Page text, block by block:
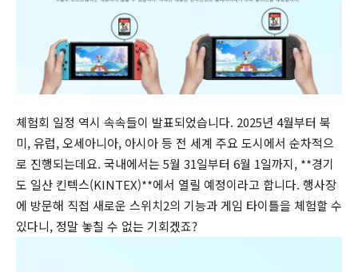
체험회 일정 역시 속속들이 발표되었습니다. 2025년 4월부터 북
미, 유럽, 오세아니아, 아시아 등 전 세계 주요 도시에서 순차적으
로 진행되는데요. 국내에서는 5월 31일부터 6월 1일까지, **경기
도 일산 킨텍스(KINTEX)**에서 열릴 예정이라고 합니다. 행사장
에 방문해 직접 새로운 스위치2의 기능과 게임 타이틀을 체험할 수
있다니, 정말 놓칠 수 없는 기회겠죠?